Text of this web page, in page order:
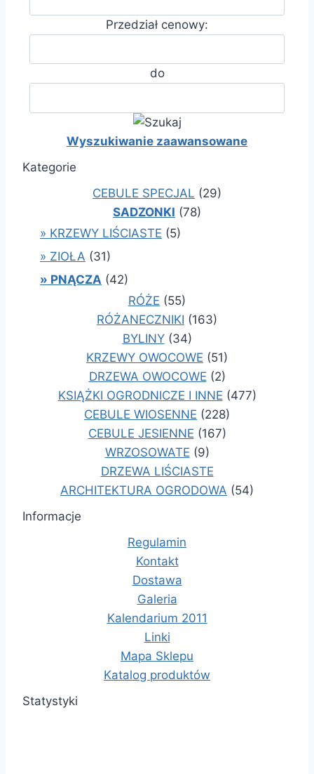
Przedział cenowy:
do
Wyszukiwanie zaawansowane
Kategorie
CEBULE SPECJAL (29)
SADZONKI (78)
» KRZEWY LIŚCIASTE (5)
» ZIOŁA (31)
» PNĄCZA (42)
RÓŻE (55)
RÓŻANECZNIKI (163)
BYLINY(34)
KRZEWY OWOCOWE (51)
DRZEWA OWOCOWE (2)
KSIĄŻKI OGRODNICZE I INNE (477)
CEBULE WIOSENNE (228)
CEBULE JESIENNE (167)
WRZOSOWATE (9)
DRZEWA LIŚCIASTE
ARCHITEKTURA OGRODOWA (54)
Informacje
Regulamin
Kontakt
Dostawa
Galeria
Kalendarium 2011
Linki
Mapa Sklepu
Katalog produktów
Statystyki